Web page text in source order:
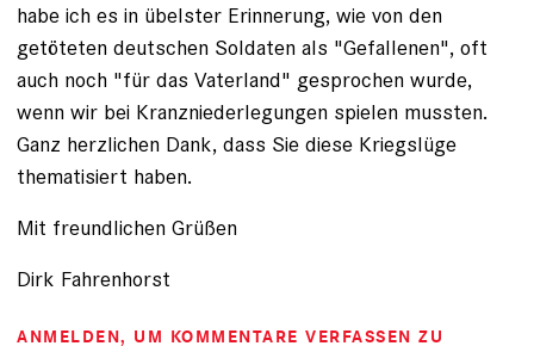
habe ich es in übelster Erinnerung, wie von den
getöteten deutschen Soldaten als "Gefallenen", oft
auch noch "für das Vaterland" gesprochen wurde,
wenn wir bei Kranzniederlegungen spielen mussten.
Ganz herzlichen Dank, dass Sie diese Kriegslüge
thematisiert haben.
Mit freundlichen Grüßen
Dirk Fahrenhorst
ANMELDEN, UM KOMMENTARE VERFASSEN ZU